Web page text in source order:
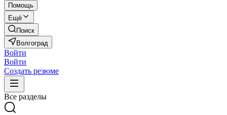
Помощь
Ещё
Поиск
Волгоград
Войти
Войти
Создать резюме
Все разделы